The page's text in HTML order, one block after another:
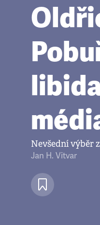
Nevšední výběr
Jan H. Vitvar